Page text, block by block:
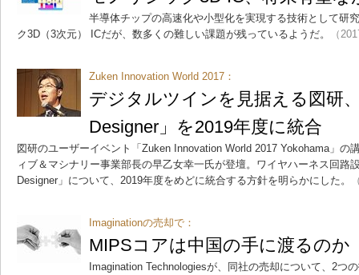
半導体チップの高速化や小型化を実現する技術として研
ク3D（3次元） ICだが、数多くの難しい課題が残っているようだ。
（
Zuken Innovation World 2017：
デジタルツインを見据える図研
Designer」を2019年度に統合
図研のユーザーイベント「Zuken Innovation World 2017 Yokohama」の
ィブ＆マシナリー事業部長の早乙女幸一氏が登壇。ワイヤハーネス回路
Designer」について、2019年度をめどに統合する方針を明らかにした。
Imaginationの売却で：
MIPSコアは中国の手に渡るのか
Imagination Technologiesが、同社の売却について、2つ